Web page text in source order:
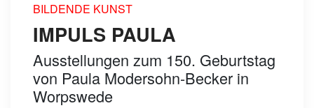
BILDENDE KUNST
IMPULS PAULA
Ausstellungen zum 150. Geburtstag
von Paula Modersohn-Becker in
Worpswede